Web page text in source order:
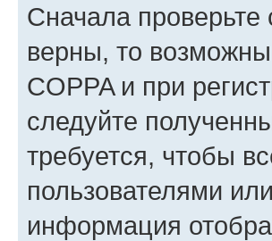
Сначала
верны, то
COPPA и при
следуйте
требуется, чтобы
пользователями
информация